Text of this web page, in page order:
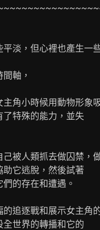
淡，但心裡也產生一
軸，
主角小時候用動物形象
了特殊的能力，並失
己被人類抓去做囚禁，
助它逃脫，然後試著
的存在和遭遇。
的追逐戰和展示女主角
全世界的轉播和它的